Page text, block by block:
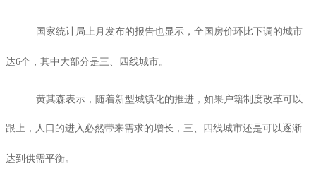
国家统计局上月发布的报告也显示，全国房价环比下调的城市
达6个，其中大部分是三、四线城市。
黄其森表示，随着新型城镇化的推进，如果户籍制度改革可以
跟上，人口的进入必然带来需求的增长，三、四线城市还是可以逐渐
达到供需平衡。